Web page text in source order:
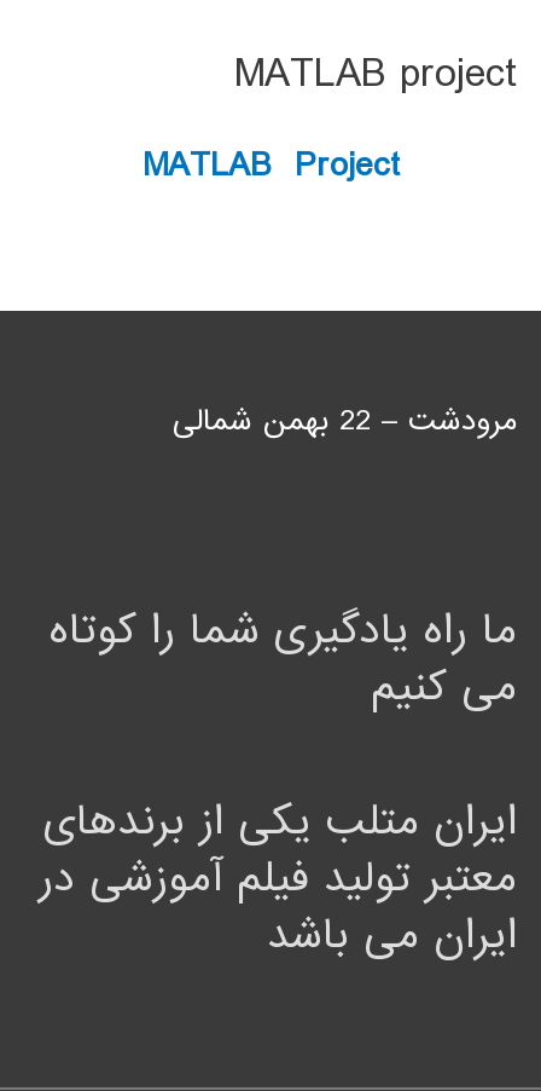
MATLAB project
MATLAB Project
مرودشت – 22 بهمن شمالی
ما راه یادگیری شما را کوتاه
می کنیم
ایران متلب یکی از برندهای
معتبر تولید فیلم آموزشی در
ایران می باشد